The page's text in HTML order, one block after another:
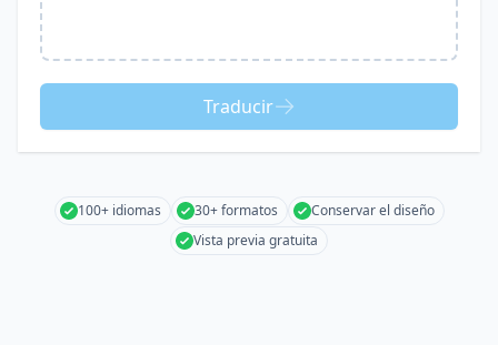
Traducir
100+ idiomas 30+ formatos
Conservar el diseño
Vista previa gratuita